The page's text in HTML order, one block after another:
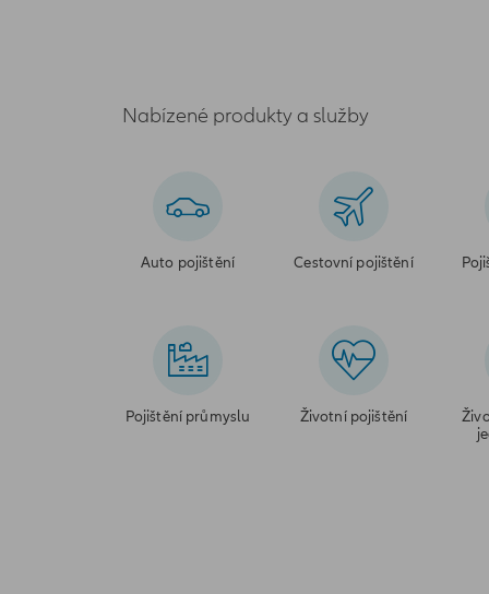
Nabízené produkty a služby
Auto pojištění Cestovní pojištění
Pojištění průmyslu Životní pojištění